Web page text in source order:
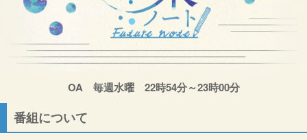
OA 毎週水曜 22時54分～23時00分
番組について